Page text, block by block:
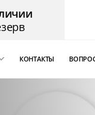
КОНТАКТЫ